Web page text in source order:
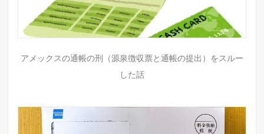
アメックスの通帳の刑（源泉徴収票と通帳の提出）をスルー
した話